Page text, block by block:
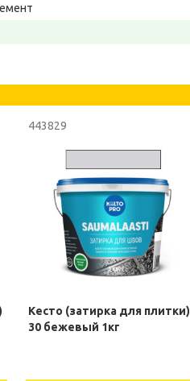
443829
Кесто (затирка для плитки)
30 бежевый 1кг